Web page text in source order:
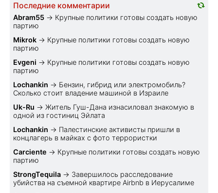
Последние комментарии
Abram55 → Крупные политики готовы создать новую
партию
Mikrok → Крупные политики готовы создать новую
партию
Evgeni → Крупные политики готовы создать новую
партию
Lochankin → Бензин, гибрид или электромобиль?
Cколько стоит владение машиной в Израиле
Uk-Ru → Житель Гуш-Дана изнасиловал знакомую в
одной из гостиниц Эйлата
Lochankin → Палестинские активисты пришли в
концлагерь в майках с фото террористки
Carciente → Крупные политики готовы создать новую
партию
StrongTequila → Завершилось расследование
убийства на съемной квартире Airbnb в Иерусалиме